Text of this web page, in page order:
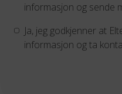
informasjon og sende
Ja, jeg godkjenner at
informasjon og ta